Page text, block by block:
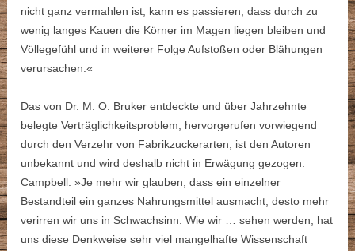
nicht ganz vermahlen ist, kann es passieren, dass durch zu
wenig langes Kauen die Körner im Magen liegen bleiben und
Völlegefühl und in weiterer Folge Aufstoßen oder Blähungen
verursachen.«
Das von Dr. M. O. Bruker entdeckte und über Jahrzehnte
belegte Verträglichkeitsproblem, hervorgerufen vorwiegend
durch den Verzehr von Fabrikzuckerarten, ist den Autoren
unbekannt und wird deshalb nicht in Erwägung gezogen.
Campbell: »Je mehr wir glauben, dass ein einzelner
Bestandteil ein ganzes Nahrungsmittel ausmacht, desto mehr
verirren wir uns in Schwachsinn. Wie wir … sehen werden, hat
uns diese Denkweise sehr viel mangelhafte Wissenschaft